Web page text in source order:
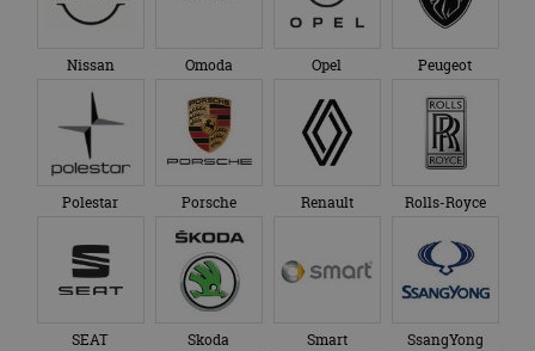
Nissan Omoda Opel Peugeot
Polestar Porsche Renault Rolls-Royce
SEAT Skoda Smart SsangYong